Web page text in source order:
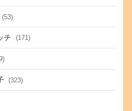
(53)
チ (171)
(323)